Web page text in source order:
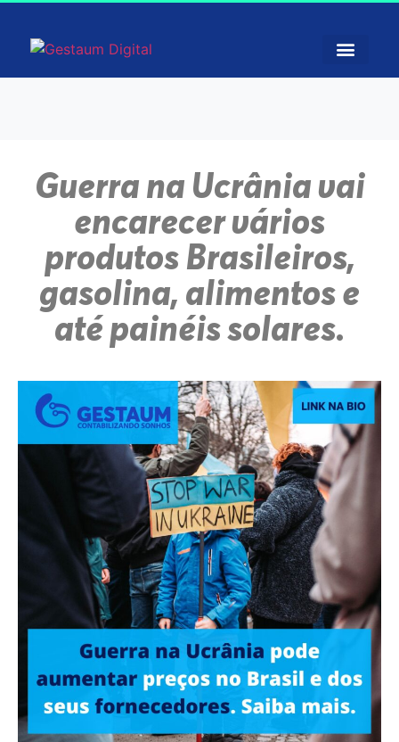
Guerra na Ucrânia vai
encarecer vários
produtos Brasileiros,
gasolina, alimentos e
até painéis solares.